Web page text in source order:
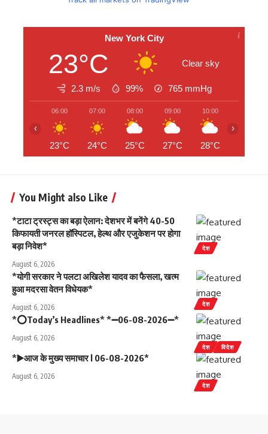
New York City
23°C Clear sky
2.3 m/s 99% 765 mmHg
06:00
23°C
07:00
24°C
08:00
25°C
09:00
27°C
10:00
28°C
‹ ›
You Might also Like
देश
*टाटा ट्रस्ट्स का बड़ा ऐलान: देशभर में बनेंगे 40-50
किफायती जनरल हॉस्पिटल, हेल्थ और एजुकेशन पर होगा
बड़ा निवेश*
August 6, 2026
देश
*योगी सरकार ने पलटा अखिलेश यादव का फैसला, खत्म
हुआ मदरसा वेतन विधेयक*
August 6, 2026
देश विदेश
*⭕Today’s Headlines* *➖06-08-2026➖*
August 6, 2026
देश
*▶️आज के मुख्य समाचार l 06-08-2026*
August 6, 2026